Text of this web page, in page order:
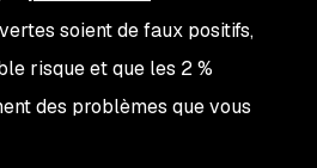
soient de faux positifs,
risque et que les 2 %
des problèmes que vous